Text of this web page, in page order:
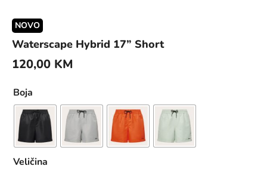
NOVO
Waterscape Hybrid 17” Short
120,00 KM
Boja
Veličina